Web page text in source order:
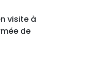
visite à
de